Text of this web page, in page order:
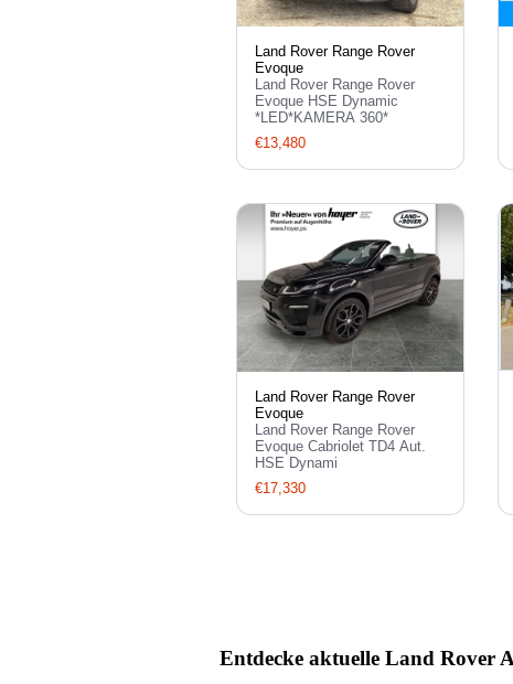
Land Rover Range Rover
Evoque
Land Rover Range Rover
Evoque HSE Dynamic
*LED*KAMERA 360*
€13,480
Land Rover Range Rover
Evoque
Land Rover Range Rover
Evoque Cabriolet TD4 Aut.
HSE Dynami
€17,330
Entdecke aktuelle Land Rover